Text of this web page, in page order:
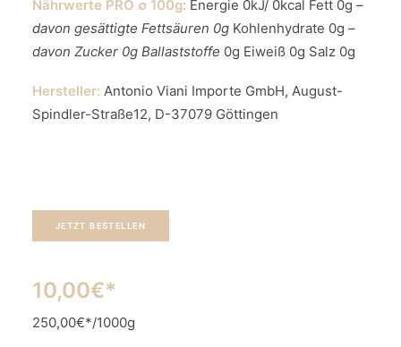
Nährwerte PRO ∅ 100g: Energie 0kJ/ 0kcal Fett 0g –
davon gesättigte Fettsäuren 0g Kohlenhydrate 0g –
davon Zucker 0g Ballaststoffe 0g Eiweiß 0g Salz 0g
Hersteller: Antonio Viani Importe GmbH, August-
Spindler-Straße12, D-37079 Göttingen
JETZT BESTELLEN
10,00€*
250,00€*/1000g